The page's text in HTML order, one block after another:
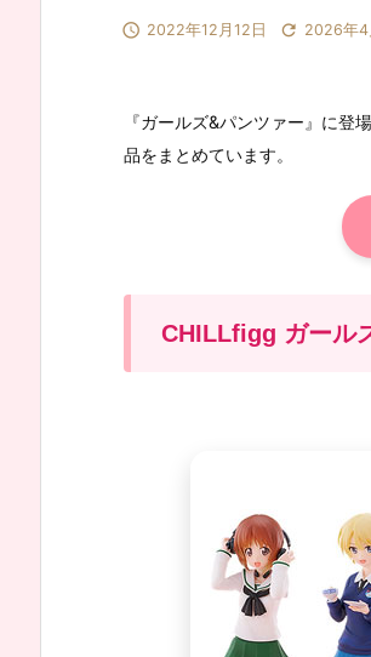
 2022年12月12日  2026年4
『ガールズ&パンツァー』に
品をまとめています。
CHILLfigg ガール